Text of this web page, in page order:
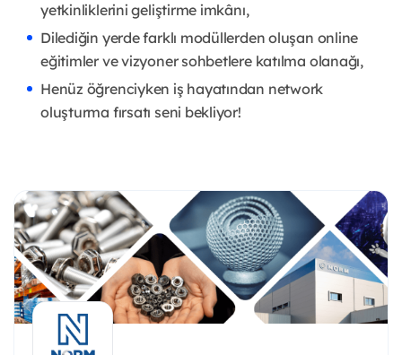
yetkinliklerini geliştirme imkânı,
Dilediğin yerde farklı modüllerden oluşan online
eğitimler ve vizyoner sohbetlere katılma olanağı,
Henüz öğrenciyken iş hayatından network
oluşturma fırsatı seni bekliyor!